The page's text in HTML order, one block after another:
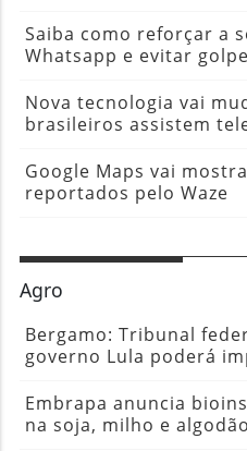
Saiba como reforçar a
Whatsapp e evitar
Nova tecnologia vai
brasileiros assistem
Google Maps vai
reportados pelo Waze
Agro
Bergamo: Tribunal
governo Lula poderá
Embrapa anuncia
na soja, milho e algodão